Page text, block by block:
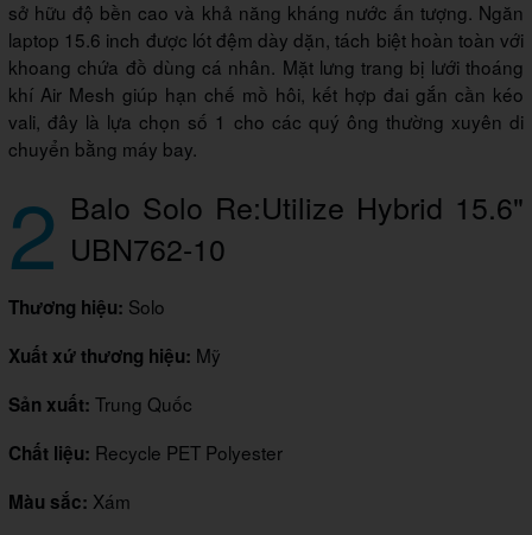
sở hữu độ bền cao và khả năng kháng nước ấn tượng. Ngăn
laptop 15.6 inch được lót đệm dày dặn, tách biệt hoàn toàn với
khoang chứa đồ dùng cá nhân. Mặt lưng trang bị lưới thoáng
khí Air Mesh giúp hạn chế mồ hôi, kết hợp đai gắn cần kéo
vali, đây là lựa chọn số 1 cho các quý ông thường xuyên di
chuyển bằng máy bay.
2 Balo Solo Re:Utilize Hybrid 15.6"
UBN762-10
Thương hiệu: Solo
Xuất xứ thương hiệu: Mỹ
Sản xuất: Trung Quốc
Chất liệu: Recycle PET Polyester
Màu sắc: Xám